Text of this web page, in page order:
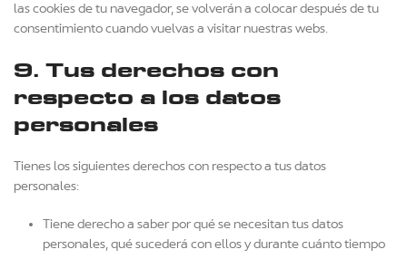
las cookies de tu navegador, se volverán a colocar después de tu
consentimiento cuando vuelvas a visitar nuestras webs.
9. Tus derechos con
respecto a los datos
personales
Tienes los siguientes derechos con respecto a tus datos
personales:
Tiene derecho a saber por qué se necesitan tus datos
personales, qué sucederá con ellos y durante cuánto tiempo